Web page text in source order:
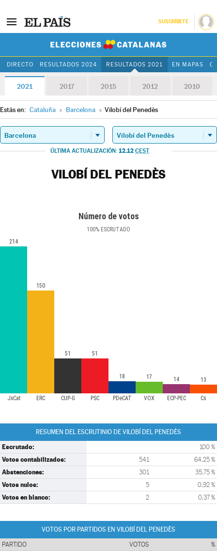
SUSCRÍBETE
DIRECTO RESULTADOS 2024 RESULTADOS 2021 EN MAPAS
2021 2017 2015 2012 2010
Estás en: Cataluña » Barcelona » Vilobí del Penedès
ÚLTIMA ACTUALIZACIÓN: 12.12 CEST
VILOBÍ DEL PENEDÈS
Número de votos
100% ESCRUTADO
JxCat ERC CUP-G PSC PDeCAT VOX ECP-PEC Cs
214
150
51 51
18 17 14 13
RESUMEN DEL ESCRUTINIO DE VILOBÍ DEL PENEDÈS
Escrutado: 100 %
Votos contabilizados: 541 64,25 %
Abstenciones: 301 35,75 %
Votos nulos: 5 0,92 %
Votos en blanco: 2 0,37 %
VOTOS POR PARTIDOS EN VILOBÍ DEL PENEDÈS
PARTIDO VOTOS %